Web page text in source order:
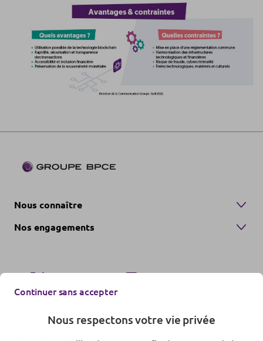
Nous connaître
Nos engagements
Continuer sans accepter
Nous respectons votre vie privée